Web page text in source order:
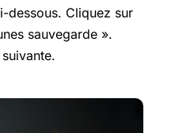
dessous. Cliquez sur
sauvegarde ».